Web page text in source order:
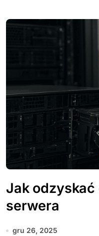
Jak
serwera
gru 26, 2025